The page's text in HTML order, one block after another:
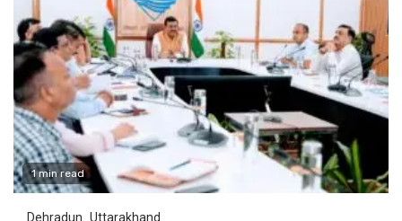
1 min read
Dehradun Uttarakhand